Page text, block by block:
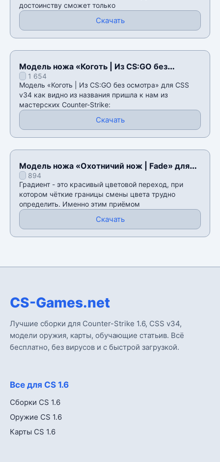
достоинству сможет только
Скачать
Модель ножа «Коготь | Из CS:GO без
осмотра» для CSS v34
1 654
Модель «Коготь | Из CS:GO без осмотра» для CSS
v34 как видно из названия пришла к нам из
мастерских Counter-Strike:
Скачать
Модель ножа «Охотничий нож | Fade» для
CSS v34
894
Градиент - это красивый цветовой переход, при
котором чёткие границы смены цвета трудно
определить. Именно этим приёмом
Скачать
CS-Games.net
Лучшие сборки для Counter-Strike 1.6, CSS v34,
модели оружия, карты, обучающие статьив. Всё
бесплатно, без вирусов и с быстрой загрузкой.
Все для CS 1.6
Сборки CS 1.6
Оружие CS 1.6
Карты CS 1.6